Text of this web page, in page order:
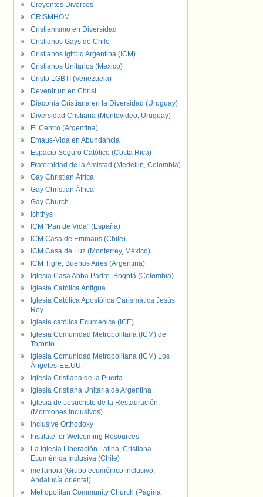
Creyentes Diverses
CRISMHOM
Cristianismo en Diversidad
Cristianos Gays de Chile
Cristianos lgttbiq Argentina (ICM)
Cristianos Unitarios (Mexico)
Cristo LGBTI (Venezuela)
Devenir un en Christ
Diaconía Cristiana en la Diversidad (Uruguay)
Diversidad Cristiana (Montevideo, Uruguay)
El Centro (Argentina)
Emaus-Vida en Abundancia
Espacio Seguro Católico (Costa Rica)
Fraternidad de la Amistad (Medellin, Colombia)
Gay Christian África
Gay Christian África
Gay Church
Ichthys
ICM "Pan de Vida" (España)
ICM Casa de Emmaus (Chile)
ICM Casa de Luz (Monterrey, México)
ICM Tigre, Buenos Aires (Argentina)
Iglesia Casa Abba Padre. Bogotá (Colombia)
Iglesia Católica Antigua
Iglesia Católica Apostólica Carismática Jesús
Rey
Iglesia católica Ecuménica (ICE)
Iglesia Comunidad Metropolitana (ICM) de
Toronto
Iglesia Comunidad Metropolitana (ICM) Los
Ángeles-EE.UU.
Iglesia Cristiana de la Puerta
Iglesia Cristiana Unitaria de Argentina
Iglesia de Jesucristo de la Restauración.
(Mormones inclusivos).
Inclusive Orthodoxy
Institute for Welcoming Resources
La Iglesia Liberación Latina, Cristiana
Ecuménica Inclusiva (Chile)
meTanoia (Grupo ecuménico inclusivo,
Andalucía oriental)
Metropolitan Community Church (Página